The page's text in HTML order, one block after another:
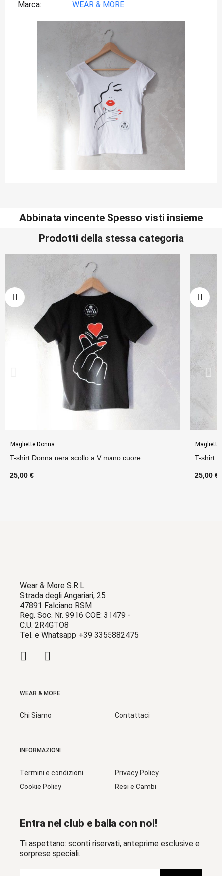
Marca
WEAR & MORE
Abbinata vincente Spesso visti insieme
Prodotti della stessa categoria
Magliette Donna
T-shirt Donna nera scollo a V mano cuore
25,00 €
Magliette
T-shirt
25,00 €
Wear & More S.R.L.
Strada degli Angariari, 25
47891 Falciano RSM
Reg. Soc. Nr. 9916 COE: 31479 -
C.U. 2R4GTO8
Tel. e Whatsapp +39 3355882475
WEAR & MORE
Chi Siamo Contattaci
INFORMAZIONI
Termini e condizioni
Cookie Policy
Privacy Policy
Resi e Cambi
Entra nel club e balla con noi!
Ti aspettano: sconti riservati, anteprime esclusive e
sorprese speciali.